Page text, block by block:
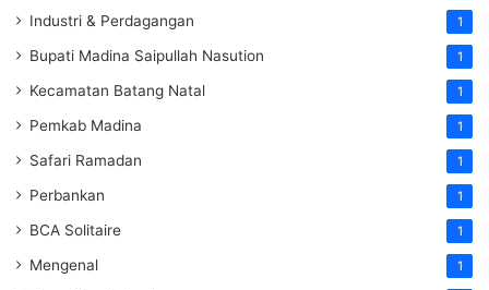
Industri & Perdagangan 1
Bupati Madina Saipullah Nasution 1
Kecamatan Batang Natal 1
Pemkab Madina 1
Safari Ramadan 1
Perbankan 1
BCA Solitaire 1
Mengenal 1